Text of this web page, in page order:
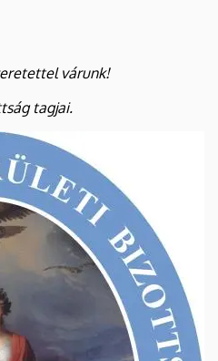
várunk!
tagjai.